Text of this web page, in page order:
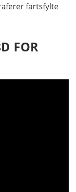
fartsfylte
FOR